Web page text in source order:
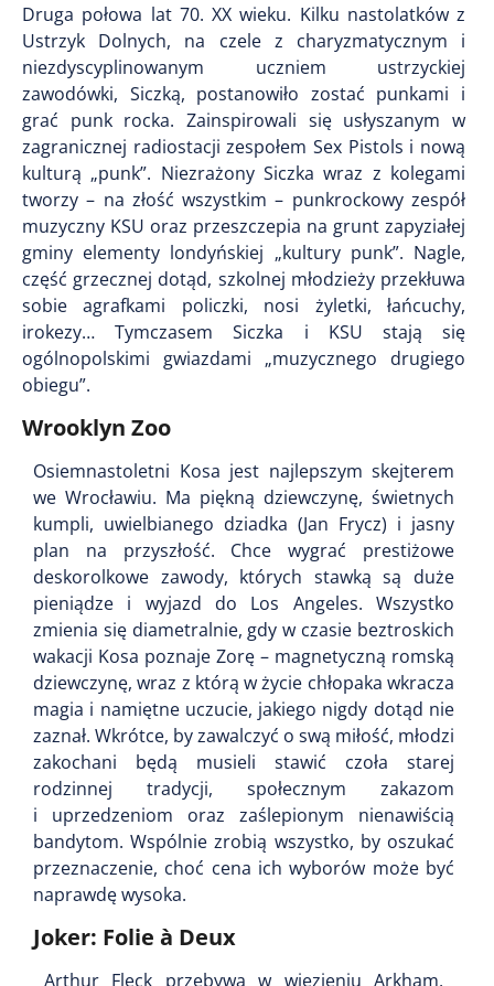
Druga połowa lat 70. XX wieku. Kilku nastolatków z
Ustrzyk Dolnych, na czele z charyzmatycznym i
niezdyscyplinowanym uczniem ustrzyckiej
zawodówki, Siczką, postanowiło zostać punkami i
grać punk rocka. Zainspirowali się usłyszanym w
zagranicznej radiostacji zespołem Sex Pistols i nową
kulturą „punk”. Niezrażony Siczka wraz z kolegami
tworzy – na złość wszystkim – punkrockowy zespół
muzyczny KSU oraz przeszczepia na grunt zapyziałej
gminy elementy londyńskiej „kultury punk”. Nagle,
część grzecznej dotąd, szkolnej młodzieży przekłuwa
sobie agrafkami policzki, nosi żyletki, łańcuchy,
irokezy… Tymczasem Siczka i KSU stają się
ogólnopolskimi gwiazdami „muzycznego drugiego
obiegu”.
Wrooklyn Zoo
Osiemnastoletni Kosa jest najlepszym skejterem
we Wrocławiu. Ma piękną dziewczynę, świetnych
kumpli, uwielbianego dziadka (Jan Frycz) i jasny
plan na przyszłość. Chce wygrać prestiżowe
deskorolkowe zawody, których stawką są duże
pieniądze i wyjazd do Los Angeles. Wszystko
zmienia się diametralnie, gdy w czasie beztroskich
wakacji Kosa poznaje Zorę – magnetyczną romską
dziewczynę, wraz z którą w życie chłopaka wkracza
magia i namiętne uczucie, jakiego nigdy dotąd nie
zaznał. Wkrótce, by zawalczyć o swą miłość, młodzi
zakochani będą musieli stawić czoła starej
rodzinnej tradycji, społecznym zakazom
i uprzedzeniom oraz zaślepionym nienawiścią
bandytom. Wspólnie zrobią wszystko, by oszukać
przeznaczenie, choć cena ich wyborów może być
naprawdę wysoka.
Joker: Folie à Deux
Arthur Fleck przebywa w więzieniu Arkham,